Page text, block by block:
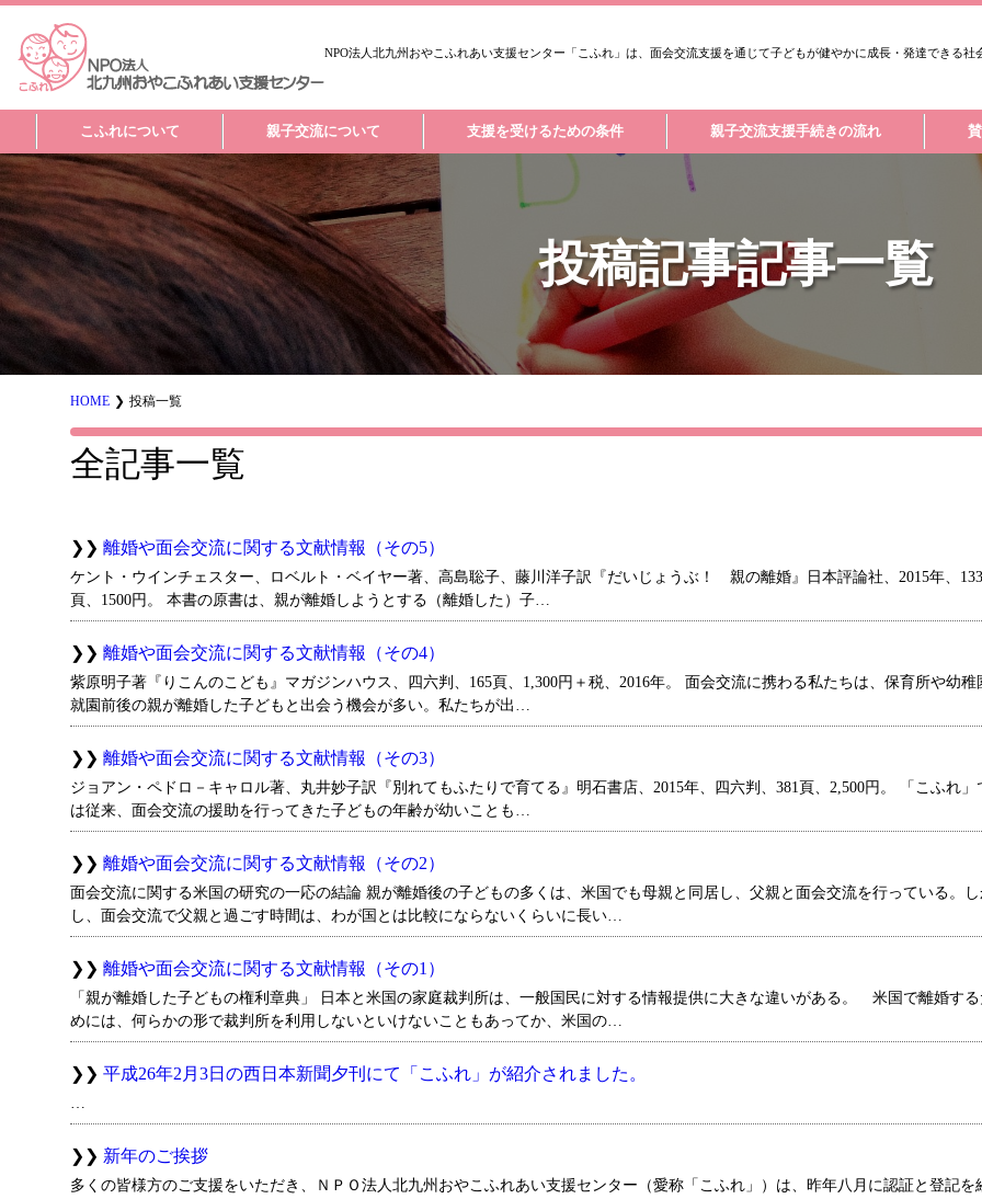
NPO法人北九州おやこふれあい支援センター「こふれ」は、面会交流支援を通じて子どもが健やかに成長・発達できる社
こふれについて 親子交流について 支援を受けるための条件 親子交流支援手続きの流れ
お知らせ TOPICS
投稿記事記事一覧
HOME 投稿一覧
全記事一覧
離婚や面会交流に関する文献情報（その5）
ケント・ウインチェスター、ロベルト・ベイヤー著、高島聡子、藤川洋子訳『だいじょうぶ！ 親の離婚』日本評論社、2015年、133
頁、1500円。 本書の原書は、親が離婚しようとする（離婚した）子…
離婚や面会交流に関する文献情報（その4）
紫原明子著『りこんのこども』マガジンハウス、四六判、165頁、1,300円＋税、2016年。 面会交流に携わる私たちは、保育所や幼稚
就園前後の親が離婚した子どもと出会う機会が多い。私たちが出…
離婚や面会交流に関する文献情報（その3）
ジョアン・ペドロ－キャロル著、丸井妙子訳『別れてもふたりで育てる』明石書店、2015年、四六判、381頁、2,500円。 「こふれ」
は従来、面会交流の援助を行ってきた子どもの年齢が幼いことも…
離婚や面会交流に関する文献情報（その2）
面会交流に関する米国の研究の一応の結論 親が離婚後の子どもの多くは、米国でも母親と同居し、父親と面会交流を行っている。
し、面会交流で父親と過ごす時間は、わが国とは比較にならないくらいに長い…
離婚や面会交流に関する文献情報（その1）
「親が離婚した子どもの権利章典」 日本と米国の家庭裁判所は、一般国民に対する情報提供に大きな違いがある。 米国で離婚す
めには、何らかの形で裁判所を利用しないといけないこともあってか、米国の…
平成26年2月3日の西日本新聞夕刊にて「こふれ」が紹介されました。
…
新年のご挨拶
多くの皆様方のご支援をいただき、ＮＰＯ法人北九州おやこふれあい支援センター（愛称「こふれ」）は、昨年八月に認証と登記を